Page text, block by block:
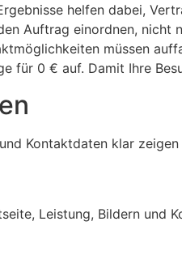
helfen dabei,
Auftrag einordnen, nicht
müssen
für 0 € auf. Damit Ihre
Kontaktdaten klar
Leistung, Bildern und